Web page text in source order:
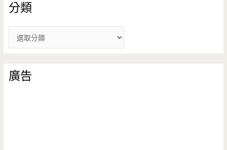
分類
類
廣告